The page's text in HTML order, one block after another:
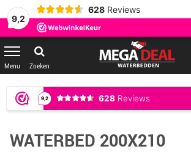
9,2
628 Reviews
Zoeken
WATERBED 200X210